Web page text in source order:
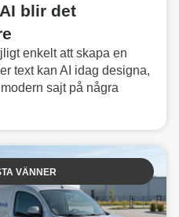
blir det
enkelt att skapa en
text kan AI idag designa,
sajt på några
VÄNNER